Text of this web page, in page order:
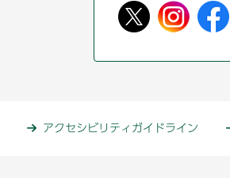
アクセシビリティガイドライン